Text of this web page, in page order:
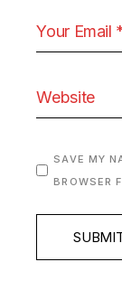
SAVE MY
BROWSER